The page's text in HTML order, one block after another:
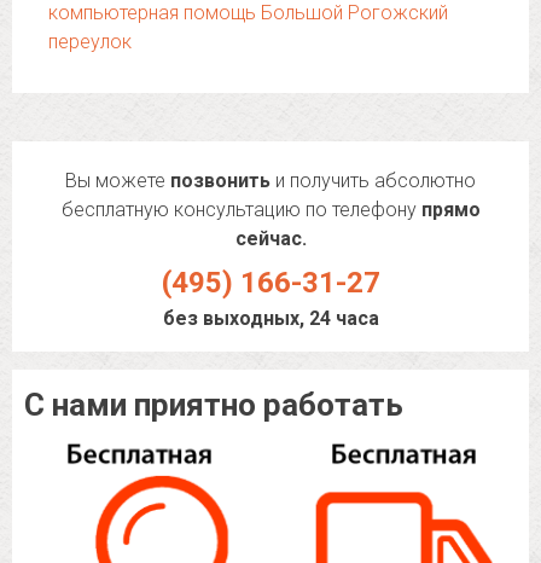
компьютерная помощь Большой Рогожский
переулок
Вы можете позвонить и получить абсолютно
бесплатную консультацию по телефону прямо
сейчас.
(495) 166-31-27
без выходных, 24 часа
С нами приятно работать